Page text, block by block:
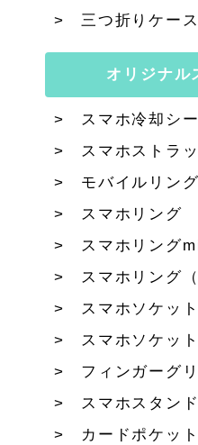
三つ折りケー
オリジナル
スマホ冷却シ
スマホストラ
モバイルリン
スマホリング
スマホリング
スマホリング
スマホソケット
スマホソケッ
フィンガーグ
スマホスタン
カードポケット